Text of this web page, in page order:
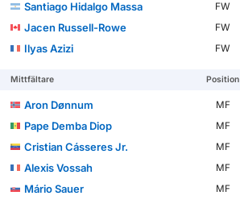
Santiago Hidalgo Massa FW
Jacen Russell-Rowe
FW
Ilyas Azizi
FW
Mittfältare Position
Aron Dønnum MF
Pape Demba Diop
MF
Cristian Cásseres Jr.
MF
Alexis Vossah
MF
Mário Sauer
MF